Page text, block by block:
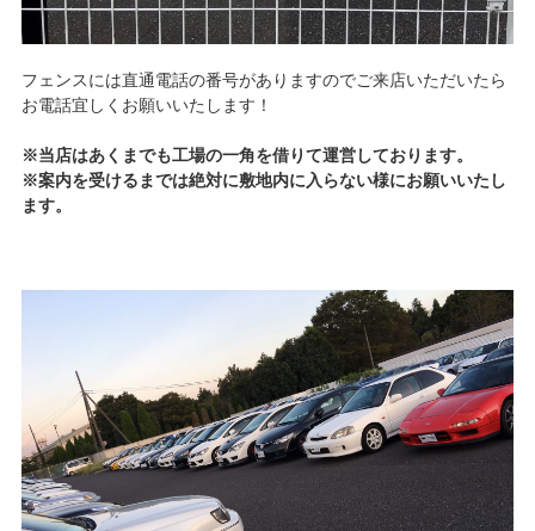
フェンスには直通電話の番号がありますのでご来店いただいたら
お電話宜しくお願いいたします！
※当店はあくまでも工場の一角を借りて運営しております。
※案内を受けるまでは絶対に敷地内に入らない様にお願いいたし
ます。